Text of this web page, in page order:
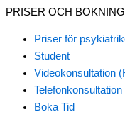
PRISER OCH BOKNING
Priser för
Student
Videokonsultation
Boka Tid